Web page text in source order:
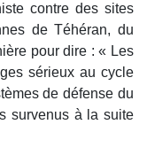
contre des sites
de Téhéran, du
pour dire : « Les
sérieux au cycle
de défense du
survenus à la suite